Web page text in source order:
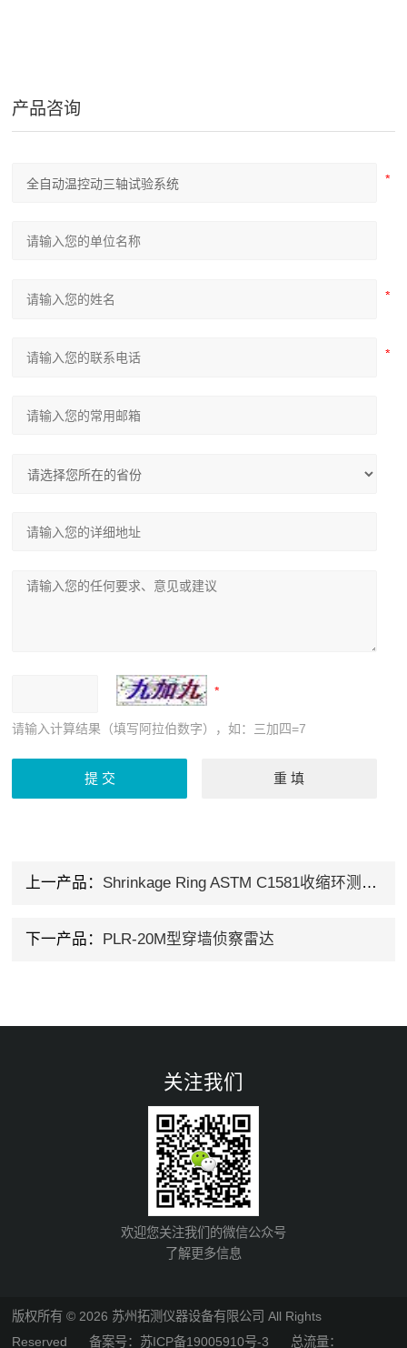
产品咨询
请输入计算结果（填写阿拉伯数字），如：三加四=7
上一产品： Shrinkage Ring ASTM C1581收缩环测试仪
下一产品： PLR-20M型穿墙侦察雷达
关注我们
欢迎您关注我们的微信公众号
了解更多信息
版权所有 © 2026 苏州拓测仪器设备有限公司 All Rights
Reserved备案号：苏ICP备19005910号-3 总流量：